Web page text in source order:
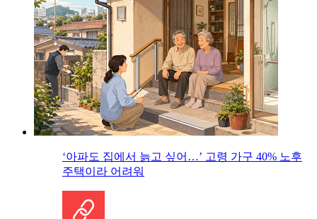
‘아파도 집에서 늙고 싶어…’ 고령 가구 40% 노후
주택이라 어려워